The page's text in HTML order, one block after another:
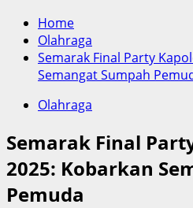
Home
Olahraga
Semarak Final Party
Semangat Sumpah
Olahraga
Semarak Final
2025: Kobarkan
Pemuda